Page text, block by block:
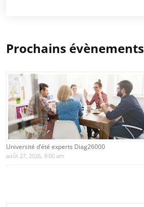
Prochains évènements
Université d’été experts Diag26000
août 27, 2026, 9:00 am